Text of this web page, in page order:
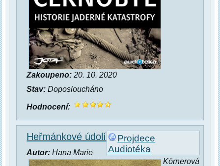
Zakoupeno: 20. 10. 2020
Stav: Doposloucháno
Hodnocení:
Projdece
Audiotéka
Heřmánkové údolí
Autor: Hana Marie
Körnerová